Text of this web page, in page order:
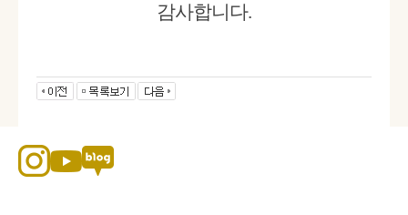
감사합니다.